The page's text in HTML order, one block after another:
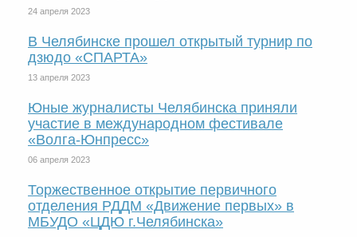
24 апреля 2023
В Челябинске прошел открытый турнир по
дзюдо «СПАРТА»
13 апреля 2023
Юные журналисты Челябинска приняли
участие в международном фестивале
«Волга-Юнпресс»
06 апреля 2023
Торжественное открытие первичного
отделения РДДМ «Движение первых» в
МБУДО «ЦДЮ г.Челябинска»